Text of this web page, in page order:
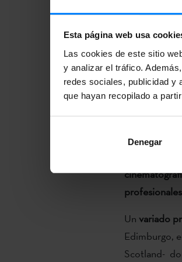
Esta página web usa
Las cookies de este sitio
y analizar el tráfico.
redes sociales, publicidad y
que hayan recopilado a
Denegar
las dos
festivalpara
renombre
películas
Un variado
Edimburgo,
Scotland-